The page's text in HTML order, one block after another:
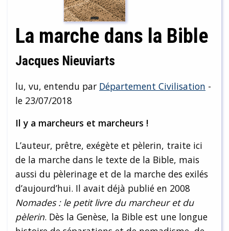
La marche dans la Bible
Jacques Nieuviarts
lu, vu, entendu par Département Civilisation -
le 23/07/2018
Il y a marcheurs et marcheurs !
L’auteur, prêtre, exégète et pèlerin, traite ici
de la marche dans le texte de la Bible, mais
aussi du pèlerinage et de la marche des exilés
d’aujourd’hui. Il avait déjà publié en 2008
Nomades : le petit livre du marcheur et du
pèlerin. Dès la Genèse, la Bible est une longue